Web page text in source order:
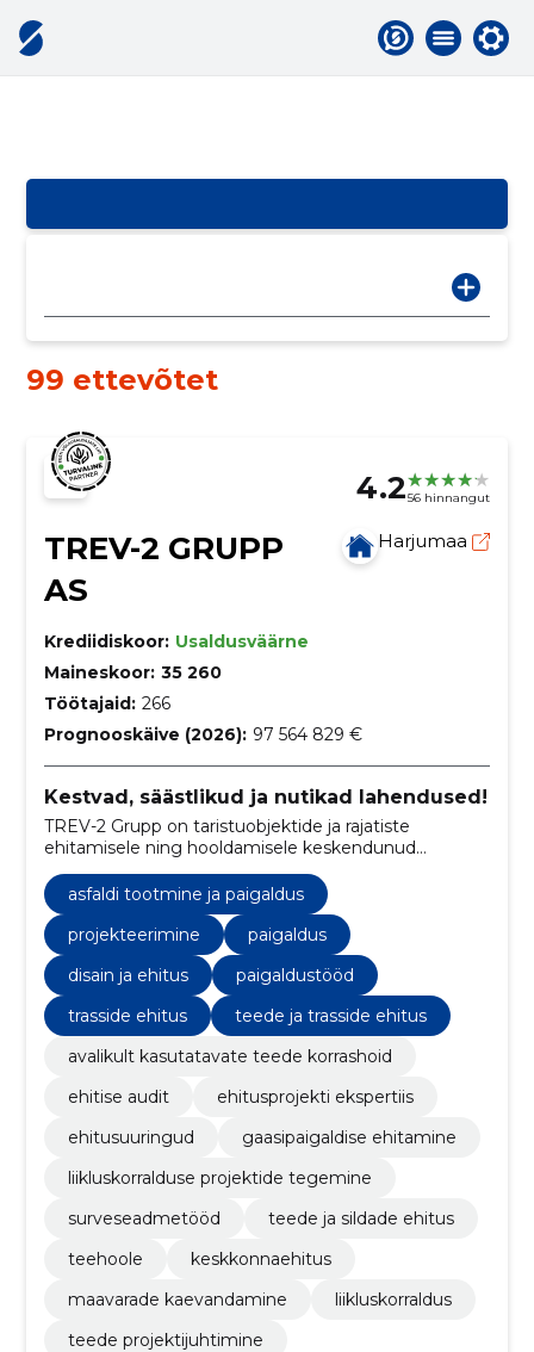
99 ettevõtet
4.256 hinnangut
TREV-2 GRUPP
AS
Harjumaa
Krediidiskoor: Usaldusväärne
Maineskoor: 35 260
Töötajaid: 266
Prognooskäive (2026): 97 564 829 €
Kestvad, säästlikud ja nutikad lahendused!
TREV-2 Grupp on taristuobjektide ja rajatiste
ehitamisele ning hooldamisele keskendunud
ettevõte.
asfaldi tootmine ja paigaldus
projekteerimine
paigaldus
disain ja ehitus
paigaldustööd
trasside ehitus
teede ja trasside ehitus
avalikult kasutatavate teede korrashoid
ehitise audit
ehitusprojekti ekspertiis
ehitusuuringud
gaasipaigaldise ehitamine
liikluskorralduse projektide tegemine
surveseadmetööd
teede ja sildade ehitus
teehoole
keskkonnaehitus
maavarade kaevandamine
liikluskorraldus
teede projektijuhtimine